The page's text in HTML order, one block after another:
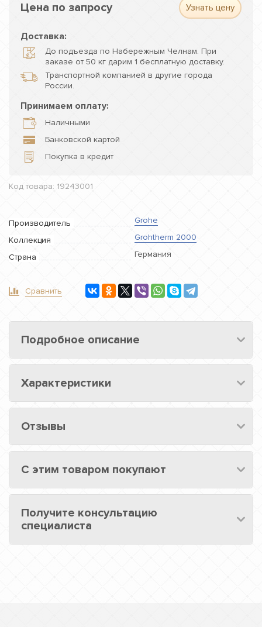
Цена по запросу Узнать цену
Доставка:
До подъезда по Набережным Челнам. При
заказе от 50 кг дарим 1 бесплатную доставку.
Транспортной компанией в другие города
России.
Принимаем оплату:
Наличными
Банковской картой
Покупка в кредит
Код товара: 19243001
Производитель
Grohe
Коллекция
Grohtherm 2000
Страна
Германия
Сравнить
Подробное описание
Характеристики
Отзывы
С этим товаром покупают
Получите консультацию
специалиста